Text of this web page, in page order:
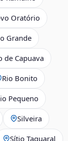
Oratório
Grande
de Capuava
Rio Bonito
Pequeno
Silveira
Sítio Taquaral